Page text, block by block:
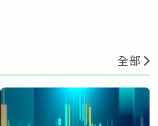
全部